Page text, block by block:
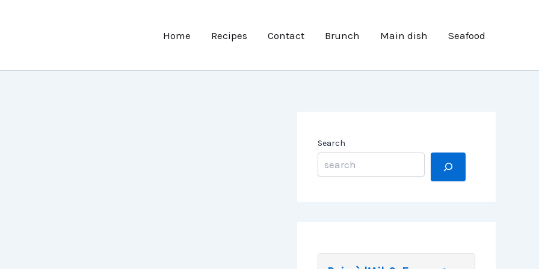
Home Recipes Contact Brunch Main dish Seafood
Search